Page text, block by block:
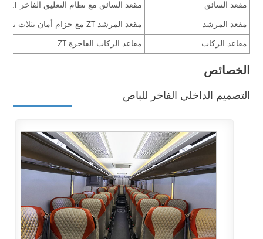
مقعد السائق
مقعد السائق مع نظام التعليق الفاخر ZT مع حزام أمان بثلاث نقاط
مقعد المرشد
مقعد المرشد ZT مع حزام أمان بثلاث نقاط
مقاعد الركاب
مقاعد الركاب الفاخرة ZT
الخصائص
التصميم الداخلي الفاخر للباص